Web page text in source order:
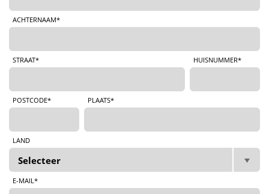
ACHTERNAAM*
STRAAT* HUISNUMMER*
POSTCODE* PLAATS*
LAND
E-MAIL*